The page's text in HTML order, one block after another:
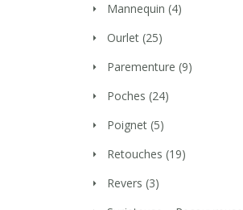
Mannequin (4)
Ourlet (25)
Parementure (9)
Poches (24)
Poignet (5)
Retouches (19)
Revers (3)